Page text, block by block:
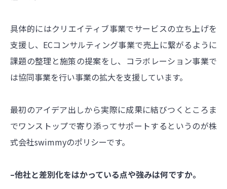
具体的にはクリエイティブ事業でサービスの立ち上げを
支援し、ECコンサルティング事業で売上に繋がるように
課題の整理と施策の提案をし、コラボレーション事業で
は協同事業を行い事業の拡大を支援しています。
最初のアイデア出しから実際に成果に結びつくところま
でワンストップで寄り添ってサポートするというのが株
式会社swimmyのポリシーです。
–他社と差別化をはかっている点や強みは何ですか。